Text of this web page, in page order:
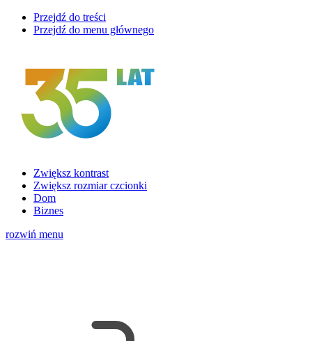
Przejdź do treści
Przejdź do menu głównego
Zwiększ kontrast
Zwiększ rozmiar czcionki
Dom
Biznes
rozwiń menu